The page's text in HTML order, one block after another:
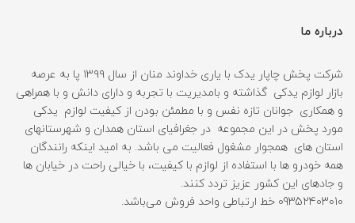
درباره ما
شرکت پخش چاپار یدک با یاری خداوند منان از سال ۱۳۹۹ پا به عرصه
بازار لوازم یدکی گذاشته و بامدیریت با تجربه و دارای دانش و با همراهی
و همکاری جوانان تازه نفس و با مطمئن بودن از کیفیت لوازم یدکی
مورد پخش در این مجموعه در جغرافیای استان همدان و شهرستانهای
استان های همجوار مشغول فعالیت می باشد. به امید اینکه رانندگان
همه خودرو ها با استفاده از لوازم با کیفیت، با خیالی راحت در خیابان ها
و جادهای این کشور عزیز تردد کنند.
09352403010 خط ارتباطی واحد فروش می‌باشد.